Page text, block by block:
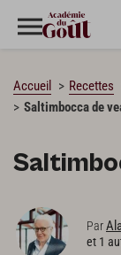
Accueil Recettes
Saltimbocca de
Par
et 1
CHARGEMENT…